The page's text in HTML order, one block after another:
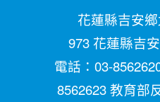
花蓮縣吉安
973 花蓮縣吉
電話：03-
8562623 教育部